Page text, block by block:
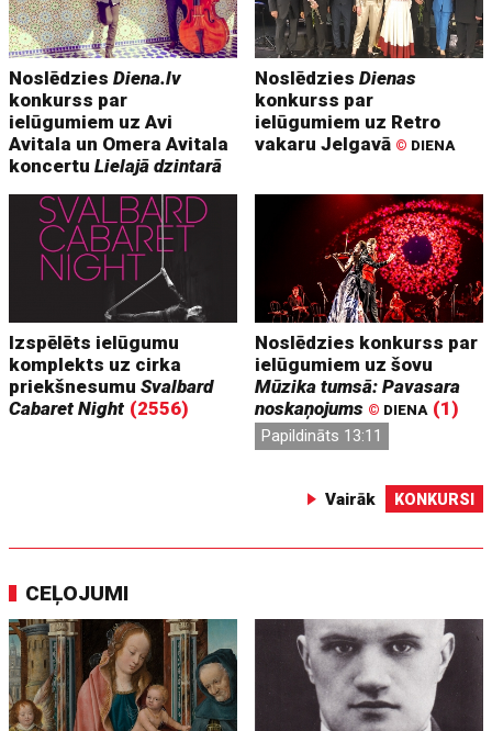
NoslēdziesDiena.lv
konkurss par
ielūgumiem uz Avi
Avitala un Omera Avitala
koncertuLielajā dzintarā
NoslēdziesDienas
konkurss par
ielūgumiem uz Retro
vakaru Jelgavā © DIENA
Izspēlēts ielūgumu
komplekts uz cirka
priekšnesumuSvalbard
Cabaret Night (2556)
Noslēdzies konkurss par
ielūgumiem uz šovu
Mūzika tumsā: Pavasara
noskaņojums © DIENA (1)
Papildināts 13:11
Vairāk KONKURSI
CEĻOJUMI